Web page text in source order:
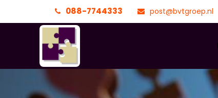
088-7744333 post@bvtgroep.nl